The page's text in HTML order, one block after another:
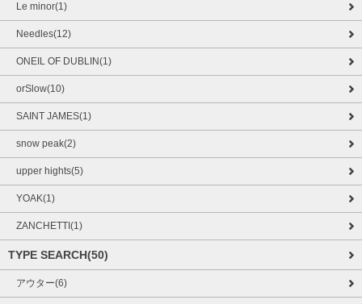
Le minor(1)
Needles(12)
ONEIL OF DUBLIN(1)
orSlow(10)
SAINT JAMES(1)
snow peak(2)
upper hights(5)
YOAK(1)
ZANCHETTI(1)
TYPE SEARCH(50)
アウター(6)